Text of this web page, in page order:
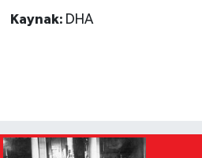
Kaynak: DHA